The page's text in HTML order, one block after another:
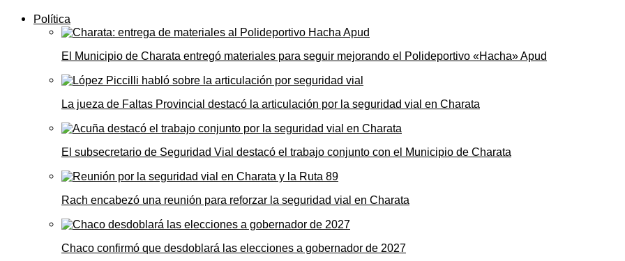
Política
El Municipio de Charata entregó materiales para seguir mejorando el Polideportivo «Hacha» Apud
La jueza de Faltas Provincial destacó la articulación por la seguridad vial en Charata
El subsecretario de Seguridad Vial destacó el trabajo conjunto con el Municipio de Charata
Rach encabezó una reunión para reforzar la seguridad vial en Charata
Chaco confirmó que desdoblará las elecciones a gobernador de 2027